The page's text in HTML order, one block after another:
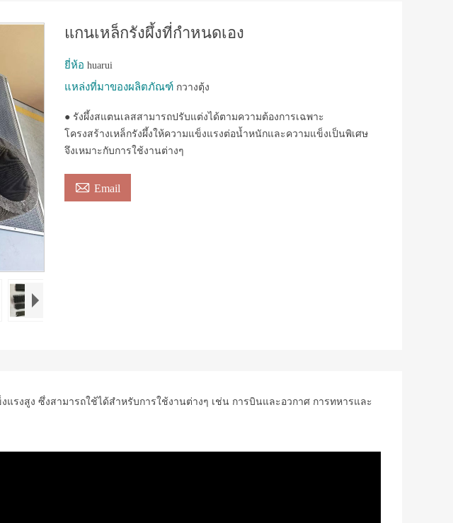
แกนเหล็กรังผึ้งที่กำหนดเอง
ยี่ห้อ huarui
แหล่งที่มาของผลิตภัณฑ์ กวางตุ้ง
● รังผึ้งสแตนเลสสามารถปรับแต่งได้ตามความต้องการเฉพาะ
โครงสร้างเหล็กรังผึ้งให้ความแข็งแรงต่อน้ำหนักและความแข็งเป็นพิเศษ
จึงเหมาะกับการใช้งานต่างๆ
 Email
แรงสูง ซึ่งสามารถใช้ได้สำหรับการใช้งานต่างๆ เช่น การบินและอวกาศ การทหารและ